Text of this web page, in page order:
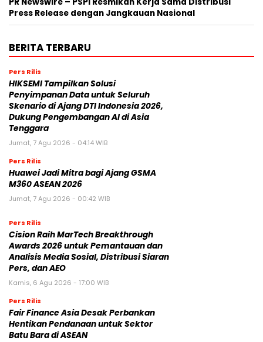
Press Release dengan Jangkauan Nasional
BERITA TERBARU
Pers Rilis
HIKSEMI Tampilkan Solusi
Penyimpanan Data untuk Seluruh
Skenario di Ajang DTI Indonesia 2026,
Dukung Pengembangan AI di Asia
Tenggara
Jumat, 7 Agu 2026 - 04:14 WIB
Pers Rilis
Huawei Jadi Mitra bagi Ajang GSMA
M360 ASEAN 2026
Jumat, 7 Agu 2026 - 00:42 WIB
Pers Rilis
Cision Raih MarTech Breakthrough
Awards 2026 untuk Pemantauan dan
Analisis Media Sosial, Distribusi Siaran
Pers, dan AEO
Kamis, 6 Agu 2026 - 17:00 WIB
Pers Rilis
Fair Finance Asia Desak Perbankan
Hentikan Pendanaan untuk Sektor
Batu Bara di ASEAN